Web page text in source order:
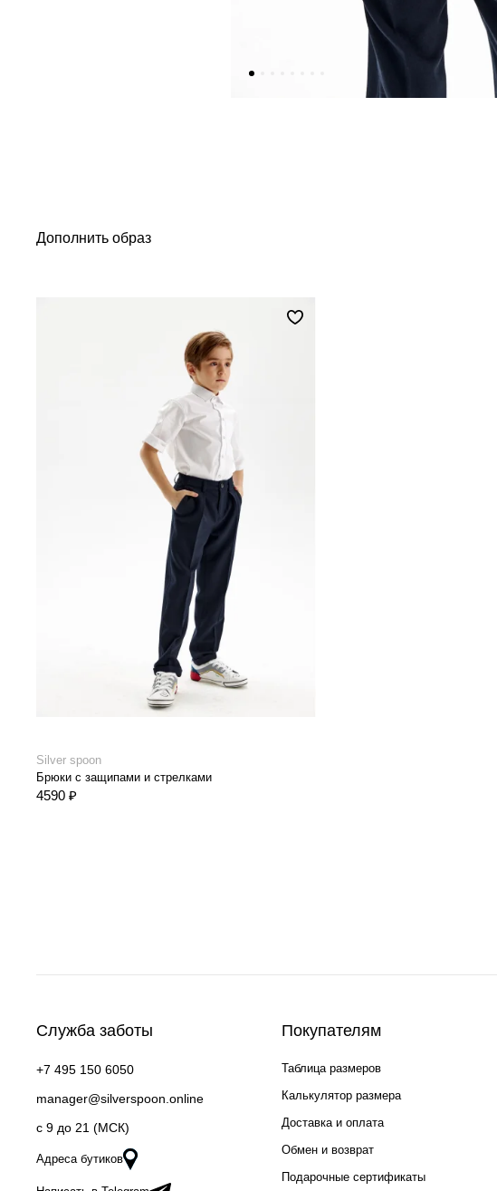
Дополнить образ
Silver spoon
Брюки с защипами и стрелками
4590 ₽
Служба заботы
+7 495 150 6050
manager@silverspoon.online
c 9 до 21 (МСК)
Адреса бутиков
Покупателям
Таблица размеров
Калькулятор размера
Доставка и оплата
Обмен и возврат
Подарочные сертификаты